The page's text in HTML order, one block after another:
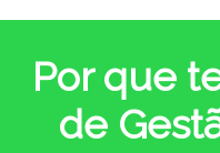
Por que
de